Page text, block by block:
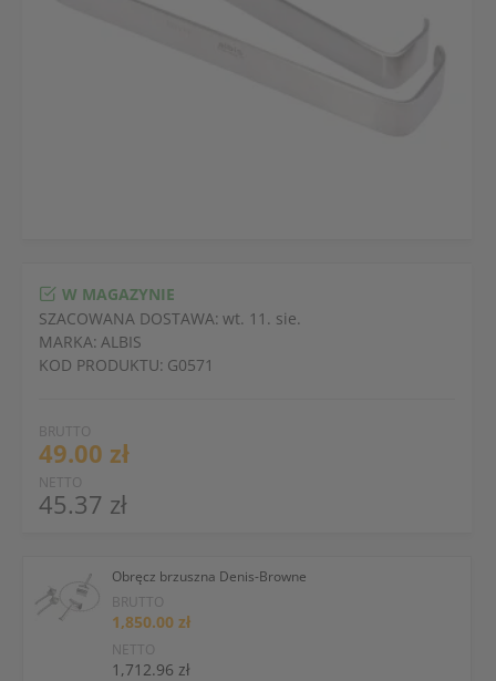
BRUTTO
49.00 zł
NETTO
45.37 zł
W MAGAZYNIE
SZACOWANA DOSTAWA: wt. 11. sie.
MARKA: ALBIS
KOD PRODUKTU: G0571
Obręcz brzuszna Denis-Browne
BRUTTO
1,850.00 zł
NETTO
1,712.96 zł